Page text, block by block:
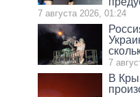
7 августа 2026, 01:24
7
В